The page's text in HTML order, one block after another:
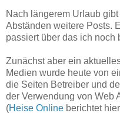
Nach längerem Urlaub
Abständen weitere Posts.
passiert über das ich noch
Zunächst aber ein
Medien wurde heute von
die Seiten Betreiber und
der Verwendung von Web
(Heise Online berichtet